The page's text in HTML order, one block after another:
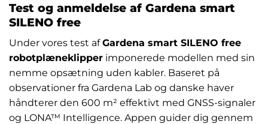
Test og anmeldelse af Gardena smart
SILENO free
Under vores test afGardena smart SILENO free
robotplæneklipper imponerede modellen med sin
nemme opsætning uden kabler. Baseret på
observationer fra Gardena Lab og danske haver
håndterer den 600 m² effektivt med GNSS-signaler
og LONA™ Intelligence. Appen guider dig gennem